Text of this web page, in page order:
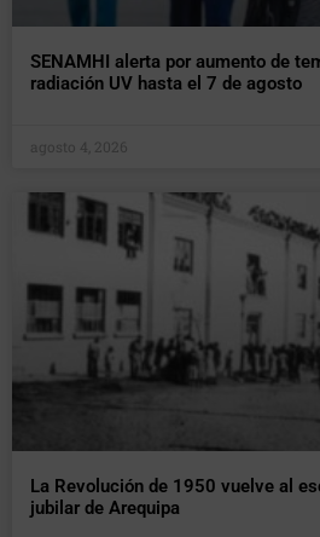
SENAMHI alerta por aumento de
radiación UV hasta el 7 de agosto
agosto 4, 2026
La Revolución de 1950 vuelve al
jubilar de Arequipa